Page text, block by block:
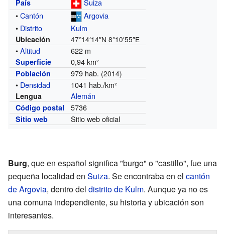
País
•Cantón
Argovia
• Distrito Kulm
Ubicación 47°14′14″N 8°10′55″E
•Altitud 622 m
Superficie 0,94 km²
Población 979 hab. (2014)
• Densidad 1041 hab./km²
Lengua Alemán
Código postal 5736
Sitio web Sitio web oficial
Burg, que en español significa "burgo" o "castillo", fue una
pequeña localidad en Suiza. Se encontraba en el cantón
de Argovia, dentro del distrito de Kulm. Aunque ya no es
una comuna independiente, su historia y ubicación son
interesantes.